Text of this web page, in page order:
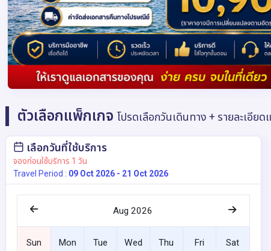
ตัวเลือกแพ็กเกจโปรดเลือกวันเดินทาง + รายละเอียด
เลือกวันที่ใช้บริการ
จองก่อนใช้บริการ 1 วัน
Travel Period : 09 Oct 2026 - 21 Oct 2026
Aug 2026
Sun Mon Tue Wed Thu Fri Sat